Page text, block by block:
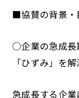
■協賛の背景・
○企業の急成長
「ひずみ」を
急成長する企